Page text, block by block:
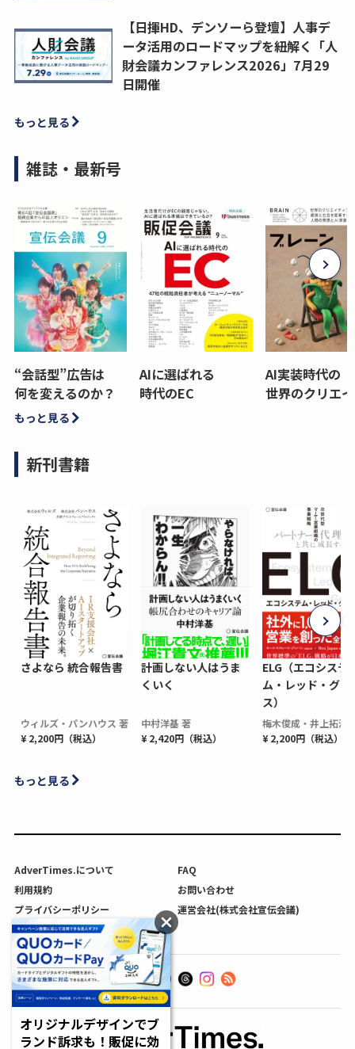
【日揮HD、デンソーら登壇】人事デ
ータ活用のロードマップを紐解く「人
財会議カンファレンス2026」7月29
日開催
もっと見る
雑誌・最新号
“会話型”広告は
何を変えるのか？
AIに選ばれる
時代のEC
AI実装時代の
世界のクリエ
もっと見る
新刊書籍
さよなら 統合報告書
ウィルズ・パンハウス 著
¥ 2,200円（税込）
計画しない人はうま
くいく
中村洋基 著
¥ 2,420円（税込）
ELG（エコシステ
ム・レッド・グロ
ス）
梅木俊成・井上拓海
¥ 2,200円（税込）
もっと見る
AdverTimes.について
FAQ
利用規約
お問い合わせ
プライバシーポリシー
運営会社(株式会社宣伝会議)
利用者情報の外部送信について
オリジナルデザインでブ
ランド訴求も！販促に効